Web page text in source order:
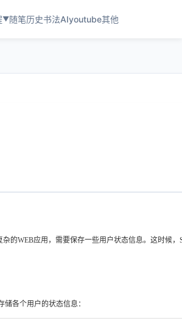
▼随笔历史书法AIyoutube其他
WEB应用，需要保存一些用户状态信息。这时候，
各个用户的状态信息：